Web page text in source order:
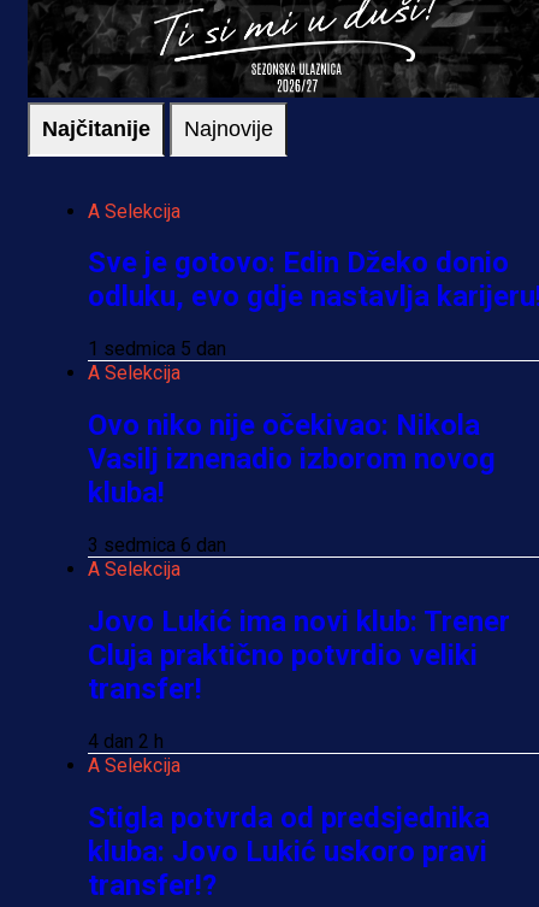
Najčitanije Najnovije
A Selekcija
Sve je gotovo: Edin Džeko donio
odluku, evo gdje nastavlja
1 sedmica 5 dan
A Selekcija
Ovo niko nije očekivao: Nikola
Vasilj iznenadio izborom novog
kluba!
3 sedmica 6 dan
A Selekcija
Jovo Lukić ima novi klub: Trener
Cluja praktično potvrdio veliki
transfer!
4 dan 2 h
A Selekcija
Stigla potvrda od predsjednika
kluba: Jovo Lukić uskoro pravi
transfer!?